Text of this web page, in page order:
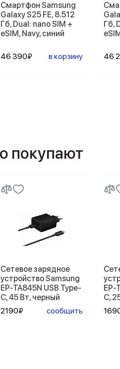
Смартфон Samsung
Galaxy S25 FE, 8.512
Гб, Dual: nano SIM +
eSIM, Navy, синий
46 390₽ в корзину
Гб,
46
покупают
Сетевое зарядное
устройство Samsung
EP-TA845N USB Type-
C, 45 Вт, черный
2190₽
сообщить
EP-
C,